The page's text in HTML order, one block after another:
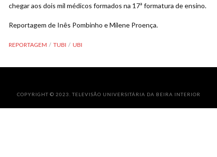
chegar aos dois mil médicos formados na 17ª formatura de ensino.
Reportagem de Inês Pombinho e Milene Proença.
REPORTAGEM TUBI UBI
COPYRIGHT © 2023. TELEVISÃO UNIVERSITÁRIA DA BEIRA INTERIOR